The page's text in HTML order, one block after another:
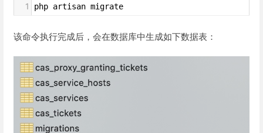
1 php artisan migrate
该命令执行完成后，会在数据库中生成如下数据表：